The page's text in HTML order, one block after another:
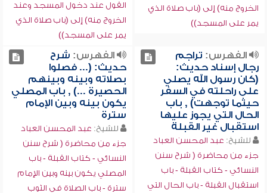
الخروج منه) إلى (باب صلاة الذي
يمر على المسجد))
القول عند دخول المسجد وعند
الخروج منه) إلى (باب صلاة الذي
يمر على المسجد))
الفهرس: تراجم
رجال إسناد حديث:
(كان رسول الله يصلي
على راحلته في السفر
حيثما توجهت) , باب
الحال التي يجوز عليها
استقبال غير القبلة
للشيخ: عبد المحسن العباد
جزء من محاضرة ( شرح سنن
النسائي - كتاب القبلة - باب
استقبال القبلة - باب الحال التي
الفهرس: شرح
حديث: (... فصلوا
بصلاته وبينه وبينهم
الحصيرة ...) , باب المصلي
يكون بينه وبين الإمام
سترة
للشيخ: عبد المحسن العباد
جزء من محاضرة ( شرح سنن
النسائي - كتاب القبلة - باب
المصلي يكون بينه وبين الإمام
سترة - باب الصلاة في الثوب